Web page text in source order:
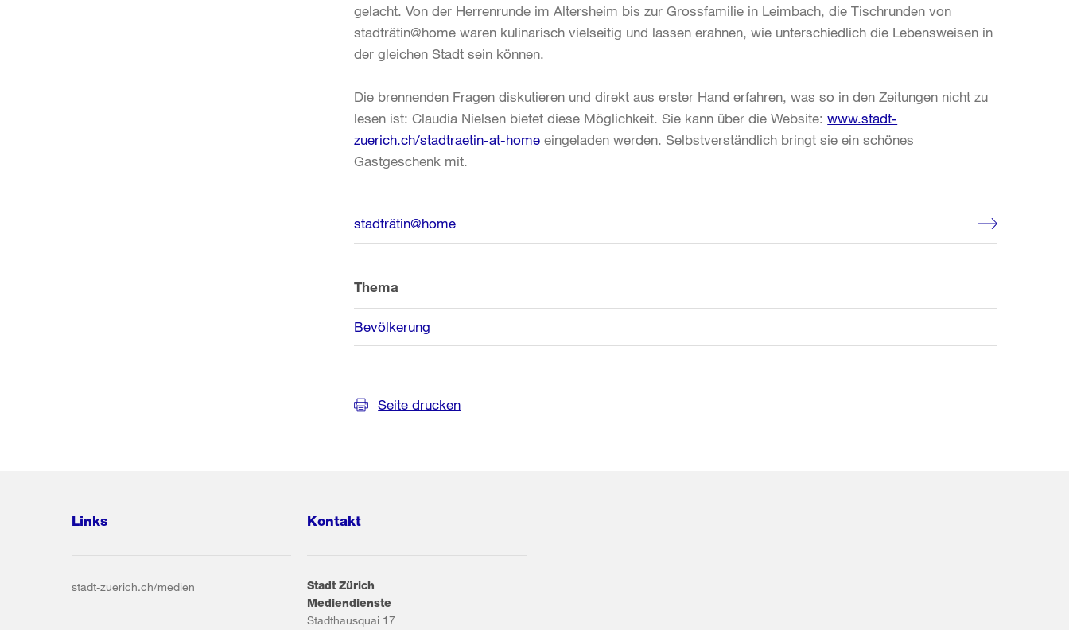
gelacht. Von der Herrenrunde im Altersheim bis zur Grossfamilie in Leimbach, die Tischrunden von
stadträtin@home waren kulinarisch vielseitig und lassen erahnen, wie unterschiedlich die Lebensweisen in
der gleichen Stadt sein können.
Die brennenden Fragen diskutieren und direkt aus erster Hand erfahren, was so in den Zeitungen nicht zu
lesen ist: Claudia Nielsen bietet diese Möglichkeit. Sie kann über die Website:www.stadt-
zuerich.ch/stadtraetin-at-home eingeladen werden. Selbstverständlich bringt sie ein schönes
Gastgeschenk mit.
Weitere
Informationen
stadträtin@home
Thema
Bevölkerung
Seite drucken
Links
stadt-zuerich.ch/medien
Kontakt
Stadt Zürich
Mediendienste
Stadthausquai 17